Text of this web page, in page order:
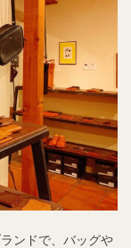
ンドで、バッグや